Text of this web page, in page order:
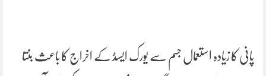
پانی کا زیادہ استعمال جسم سے یورک ایسڈ کے اخراج کا باعث بنتا